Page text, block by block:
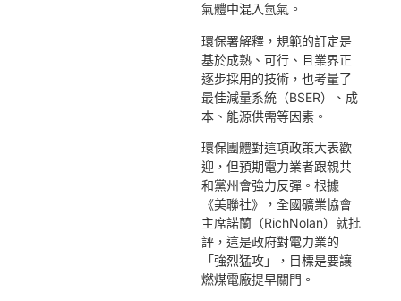
氣體中混入氫氣。
環保署解釋，規範的訂定是
基於成熟、可行、且業界正
逐步採用的技術，也考量了
最佳減量系統（BSER）、成
本、能源供需等因素。
環保團體對這項政策大表歡
迎，但預期電力業者跟親共
和黨州會強力反彈。根據
《美聯社》，全國礦業協會
主席諾蘭（RichNolan）就批
評，這是政府對電力業的
「強烈猛攻」，目標是要讓
燃煤電廠提早關門。